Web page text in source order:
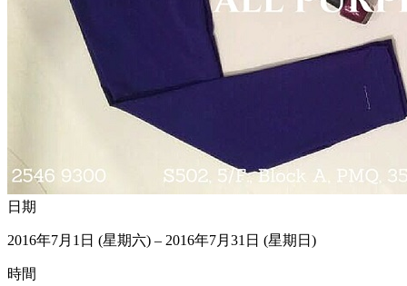
日期
2016年7月1日 (星期六) – 2016年7月31日 (星期日)
時間